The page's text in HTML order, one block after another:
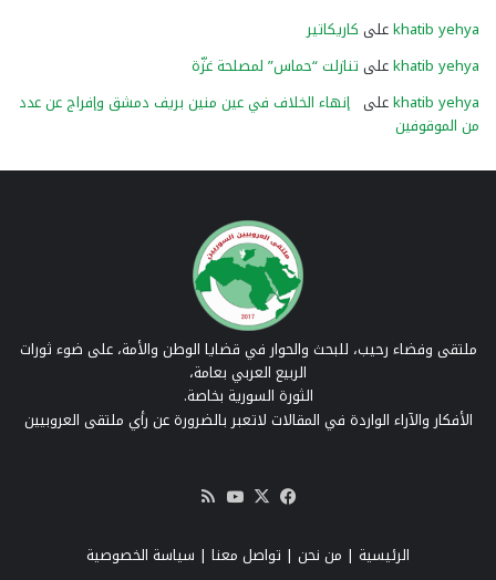
khatib yehyaعلى كاريكاتير
khatib yehyaعلى تنازلت “حماس” لمصلحة غزّة
khatib yehyaعلى إنهاء الخلاف في عين منين بريف دمشق وإفراج عن عدد
من الموقوفين
ملتقى وفضاء رحيب، للبحث والحوار في قضايا الوطن والأمة، على ضوء ثورات
الربيع العربي بعامة،
الثورة السورية بخاصة.
الأفكار والآراء الواردة في المقالات لاتعبر بالضرورة عن رأي ملتقى العروبيين
فيسبوك
‫X
‫YouTube
RSS
الرئيسية | من نحن | تواصل معنا | سياسة الخصوصية